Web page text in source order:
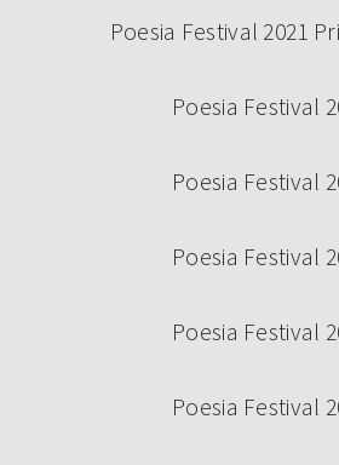
Poesia Festival 2021
Poesia Festival
Poesia Festival
Poesia Festival
Poesia Festival
Poesia Festival